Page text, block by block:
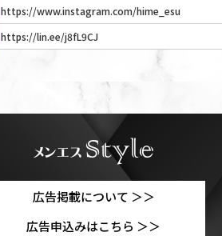
https://www.instagram.com/hime_esu
https://lin.ee/j8fL9CJ
広告掲載について ＞＞
広告申込みはこちら ＞＞